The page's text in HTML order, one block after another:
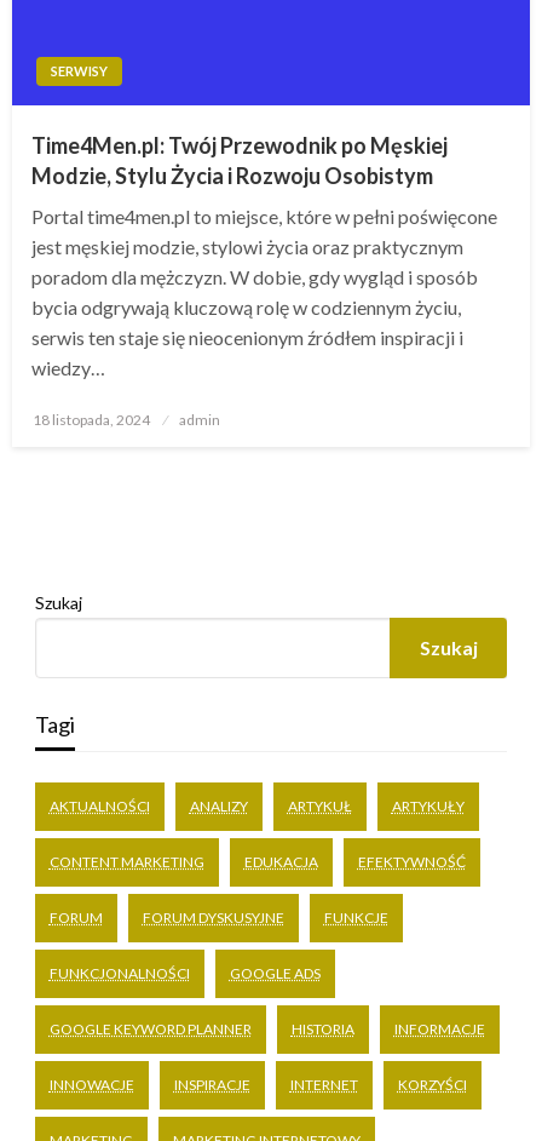
SERWISY
Time4Men.pl: Twój Przewodnik po Męskiej
Modzie, Stylu Życia i Rozwoju Osobistym
Portal time4men.pl to miejsce, które w pełni poświęcone
jest męskiej modzie, stylowi życia oraz praktycznym
poradom dla mężczyzn. W dobie, gdy wygląd i sposób
bycia odgrywają kluczową rolę w codziennym życiu,
serwis ten staje się nieocenionym źródłem inspiracji i
wiedzy…
Opublikowane
18 listopada, 2024 admin
Szukaj
Szukaj
Tagi
AKTUALNOŚCI ANALIZY ARTYKUŁ ARTYKUŁY
CONTENT MARKETING EDUKACJA EFEKTYWNOŚĆ
FORUM FORUM DYSKUSYJNE FUNKCJE
FUNKCJONALNOŚCI GOOGLE ADS
GOOGLE KEYWORD PLANNER HISTORIA INFORMACJE
INNOWACJE INSPIRACJE INTERNET KORZYŚCI